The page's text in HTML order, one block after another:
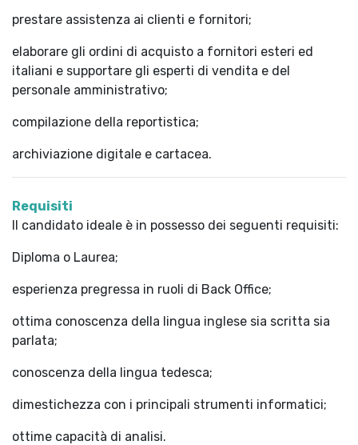
prestare assistenza ai clienti e fornitori;
elaborare gli ordini di acquisto a fornitori esteri ed
italiani e supportare gli esperti di vendita e del
personale amministrativo;
compilazione della reportistica;
archiviazione digitale e cartacea.
Requisiti
Il candidato ideale è in possesso dei seguenti requisiti:
Diploma o Laurea;
esperienza pregressa in ruoli di Back Office;
ottima conoscenza della lingua inglese sia scritta sia
parlata;
conoscenza della lingua tedesca;
dimestichezza con i principali strumenti informatici;
ottime capacità di analisi.